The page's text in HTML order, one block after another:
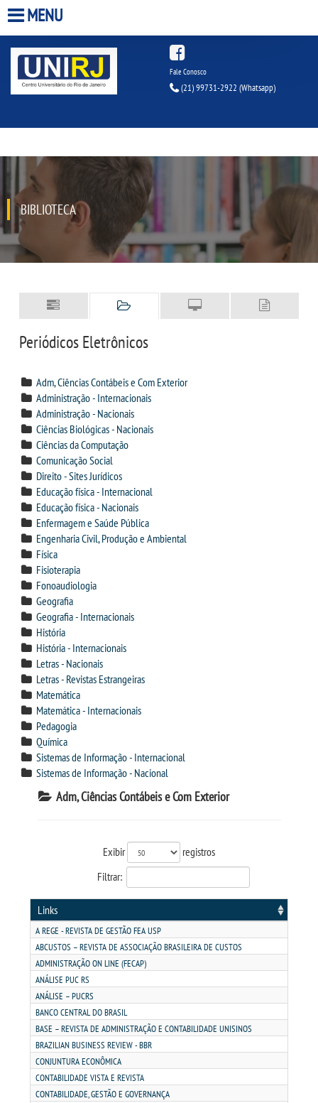
HOME
A UNIRJ
INFRAESTRUTURA
FIES
CURSOS
LICENCIATURAS
TECNOLÓGICOS
VESTIBULAR
INSCREVA-SE
TRANSFERÊNCIA
MATRÍCULA
EDITAL
REVISTAS ELETRÔNICAS
REVISTA EDUC
UNIESP NEWS
BOLETINS
REPOSITÓRIO
MENU
Fale Conosco
(21) 99731-2922 (Whatsapp)
BIBLIOTECA
Periódicos Eletrônicos
Adm, Ciências Contábeis e Com Exterior
Administração - Internacionais
Administração - Nacionais
Ciências Biológicas - Nacionais
Ciências da Computação
Comunicação Social
Direito - Sites Jurídicos
Educação física - Internacional
Educação física - Nacionais
Enfermagem e Saúde Pública
Engenharia Civil, Produção e Ambiental
Física
Fisioterapia
Fonoaudiologia
Geografia
Geografia - Internacionais
História
História - Internacionais
Letras - Nacionais
Letras - Revistas Estrangeiras
Matemática
Matemática - Internacionais
Pedagogia
Química
Sistemas de Informação - Internacional
Sistemas de Informação - Nacional
Adm, Ciências Contábeis e Com Exterior
Exibir
registros
Filtrar:
Links
A REGE - REVISTA DE GESTÃO FEA USP
ABCUSTOS – REVISTA DE ASSOCIAÇÃO BRASILEIRA DE CUSTOS
ADMINISTRAÇÃO ON LINE (FECAP)
ANÁLISE PUC RS
ANÁLISE – PUCRS
BANCO CENTRAL DO BRASIL
BASE – REVISTA DE ADMINISTRAÇÃO E CONTABILIDADE UNISINOS
BRAZILIAN BUSINESS REVIEW - BBR
CONJUNTURA ECONÔMICA
CONTABILIDADE VISTA E REVISTA
CONTABILIDADE, GESTÃO E GOVERNANÇA